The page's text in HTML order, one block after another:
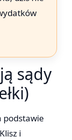
sądy
podstawie
i